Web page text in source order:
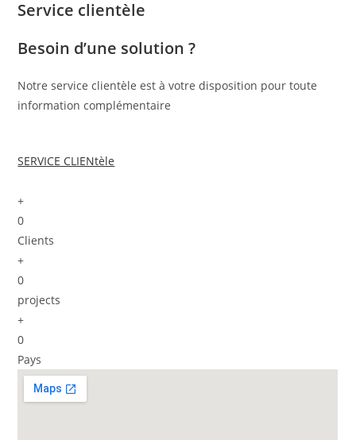
Service clientèle
Besoin d’une solution ?
Notre service clientèle est à votre disposition pour toute
information complémentaire
SERVICE CLIENtèle
+
0
Clients
+
0
projects
+
0
Pays